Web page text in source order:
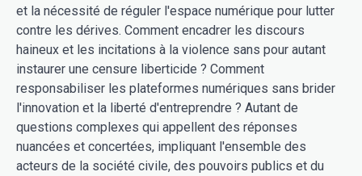
et la nécessité de réguler l'espace numérique pour lutter
contre les dérives. Comment encadrer les discours
haineux et les incitations à la violence sans pour autant
instaurer une censure liberticide ? Comment
responsabiliser les plateformes numériques sans brider
l'innovation et la liberté d'entreprendre ? Autant de
questions complexes qui appellent des réponses
nuancées et concertées, impliquant l'ensemble des
acteurs de la société civile, des pouvoirs publics et du